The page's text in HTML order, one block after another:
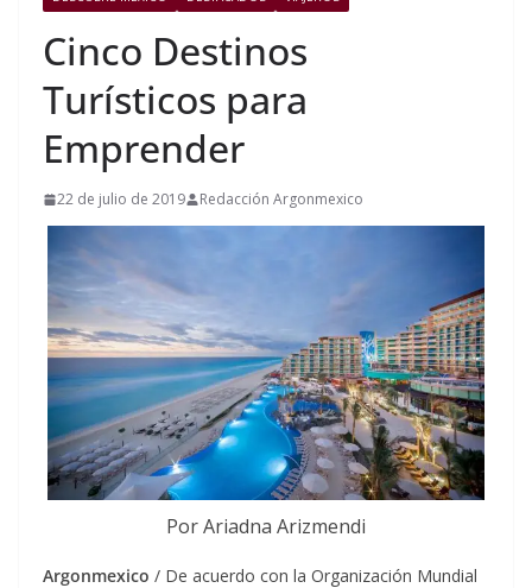
Cinco Destinos
Turísticos para
Emprender
22 de julio de 2019 Redacción Argonmexico
Por Ariadna Arizmendi
Argonmexico / De acuerdo con la Organización Mundial